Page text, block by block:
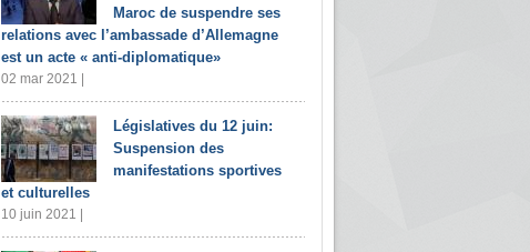
Maroc de suspendre ses
relations avec l’ambassade d’Allemagne
est un acte « anti-diplomatique»
02 mar 2021 |
Législatives du 12 juin:
Suspension des
manifestations sportives
et culturelles
10 juin 2021 |